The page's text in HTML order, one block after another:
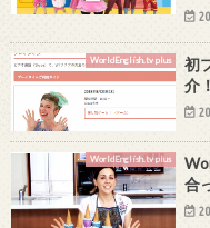
WorldEnglish.tv plus
初
介
WorldEnglish.tv plus
合